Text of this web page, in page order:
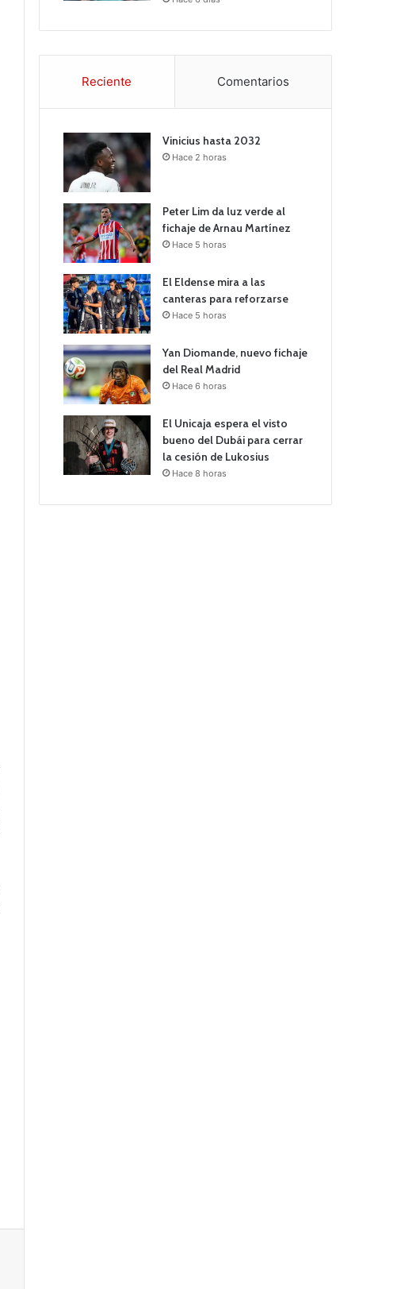
Reciente Comentarios
Vinicius hasta 2032
Hace 2 horas
Peter Lim da luz verde al
fichaje de Arnau Martínez
Hace 5 horas
El Eldense mira a las
canteras para reforzarse
Hace 5 horas
Yan Diomande, nuevo fichaje
del Real Madrid
Hace 6 horas
El Unicaja espera el visto
bueno del Dubái para cerrar
la cesión de Lukosius
Hace 8 horas